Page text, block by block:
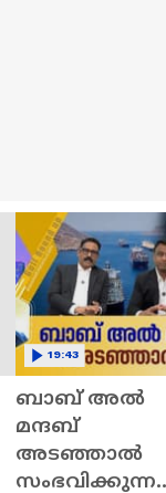
ബാബ് അല്‍
മന്ദബ്
അടഞ്ഞാല്‍
സംഭവിക്കുന്ന
19:43